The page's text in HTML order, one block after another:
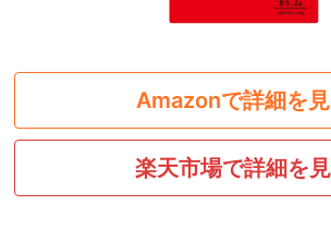
Amazonで詳細を
楽天市場で詳細を